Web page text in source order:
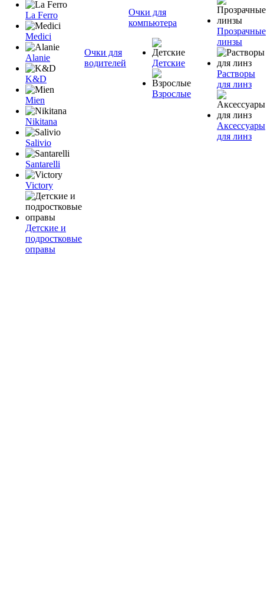
La Ferro
Medici
Alanie
K&D
Mien
Nikitana
Salivio
Santarelli
Victory
Детские и
подростковые
оправы
Очки для
водителей
Очки для
компьютера
Детские
Взрослые
Прозрачные
линзы
Растворы
для линз
Аксессуары
для линз